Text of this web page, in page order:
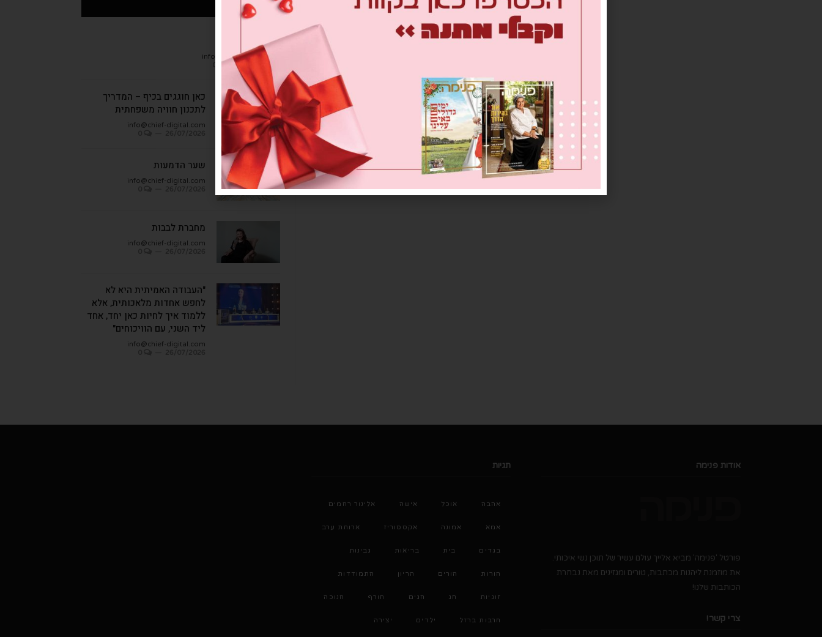
כתבות אחרונות
מבחן הגמבה
info@chief-digital.com
26/07/2026
כאן חוגגים בכיף – המדריך
לתכנון חוויה משפחתית
info@chief-digital.com
שער הדמעות
info@chief-digital.com
מחברת לבבות
info@chief-digital.com
"העבודה האמיתית היא לא
לחפש אחדות מלאכותית, אלא
ללמוד איך לחיות כאן יחד, אחד
ליד השני, עם הוויכוחים"
info@chief-digital.com
אודות פנימה
פורטל 'פנימה' מביא אלייך עולם עשיר של תוכן נשי איכותי.
את מוזמנת ליהנות מכתבות, טורים ומגזינים מאת נבחרת
הכותבות שלנו!
צרי קשר!
תגיות
אהבה אוכל אישה אלינור רחמים
אמא אמונה אקססוריז ארוחת ערב
בגדים בית בריאות גבינות
הורות הורים הריון התמודדות
זוגיות חג חגים חורף חנוכה
חרבות ברזל ילדים יצירה